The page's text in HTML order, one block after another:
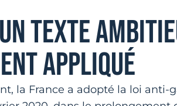
TEXTE
APPLIQUÉ
la France a adopté la loi